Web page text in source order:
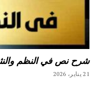
شرح نص في النظم
21 يناير، 2026